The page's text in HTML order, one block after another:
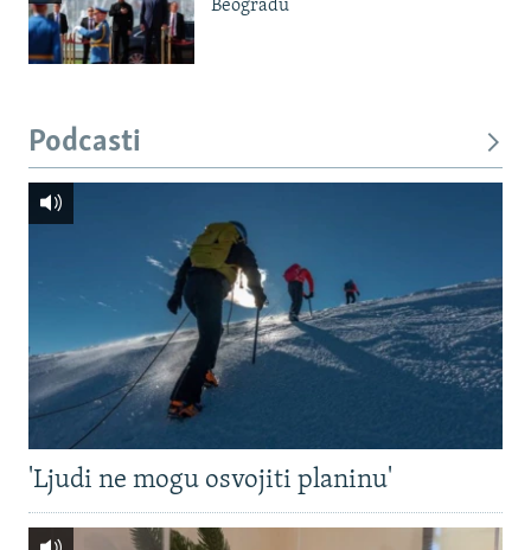
Beogradu
Podcasti
'Ljudi ne mogu osvojiti planinu'